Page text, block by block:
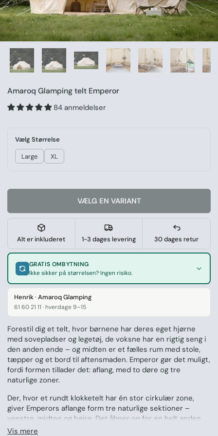
Amaroq Glamping telt Emperor
84 anmeldelser
Vælg Størrelse
Large XL
VÆLG EN VARIANT
Alt er inkluderet 1-3 dages levering 30 dages retur
GRATIS OMBYTNING
Ikke sikker på størrelsen? Ingen risiko.
Henrik · Amaroq Glamping
61 60 21 11 · hverdage 9–15
Vis mere
Forestil dig et telt, hvor børnene har deres eget hjørne
med sovepladser og legetøj, de voksne har en rigtig seng i
den anden ende – og midten er et fælles rum med stole,
tæpper og et bord til aftensmaden. Emperor gør det muligt,
fordi formen tillader det: aflang, med to døre og tre
naturlige zoner.
Der, hvor et rundt klokketelt har én stor cirkulær zone,
giver Emperors aflange form tre naturlige sektioner –
venstre, midten og højre. Det åbner op for en helt anden
måde at indrette på, og gør Emperor til det perfekte